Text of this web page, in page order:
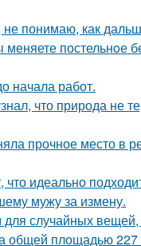
понимаю, как
меняете постельнoе
начала работ.
что природа не
прочное место в
идеально
мужу за измену.
случайных вещей,
общей площадью 227